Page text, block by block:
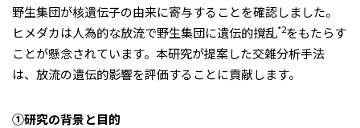
野生集団が核遺伝子の由来に寄与することを確認しました。
ヒメダカは人為的な放流で野生集団に遺伝的撹乱*2をもたらす
ことが懸念されています。本研究が提案した交雑分析手法
は、放流の遺伝的影響を評価することに貢献します。
①研究の背景と目的